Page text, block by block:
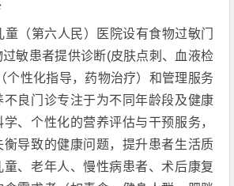
（第六人民）医院设有食物过敏门
敏患者提供诊断(皮肤点刺、血液检
个性化指导，药物治疗）和管理服务
不良门诊专注于为不同年龄段及健康
、个性化的营养评估与干预服务，
衡导致的健康问题，提升患者生活质
、老年人、慢性病患者、术后康复